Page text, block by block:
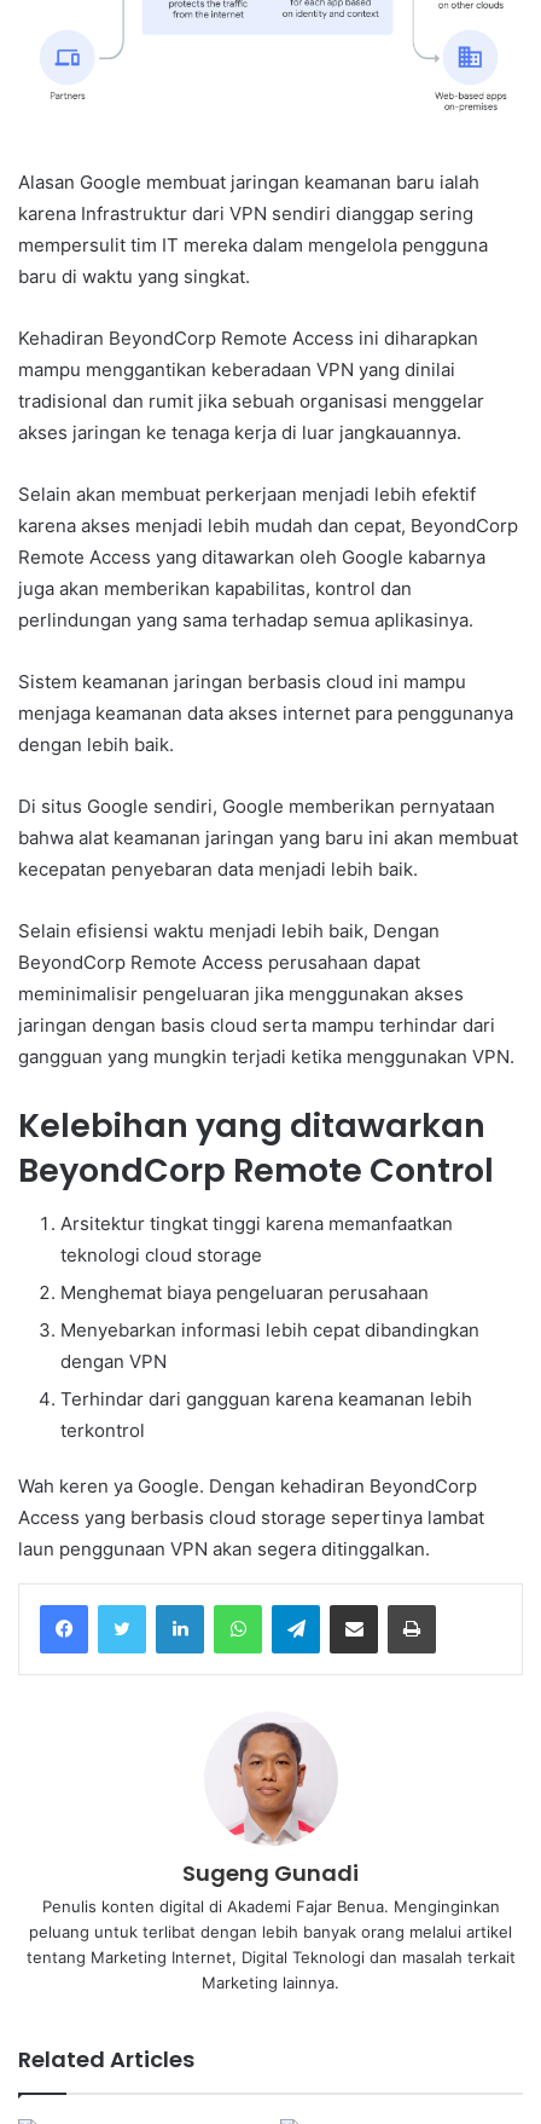
Alasan Google membuat jaringan keamanan baru ialah
karena Infrastruktur dari VPN sendiri dianggap sering
mempersulit tim IT mereka dalam mengelola pengguna
baru di waktu yang singkat.
Kehadiran BeyondCorp Remote Access ini diharapkan
mampu menggantikan keberadaan VPN yang dinilai
tradisional dan rumit jika sebuah organisasi menggelar
akses jaringan ke tenaga kerja di luar jangkauannya.
Selain akan membuat perkerjaan menjadi lebih efektif
karena akses menjadi lebih mudah dan cepat, BeyondCorp
Remote Access yang ditawarkan oleh Google kabarnya
juga akan memberikan kapabilitas, kontrol dan
perlindungan yang sama terhadap semua aplikasinya.
Sistem keamanan jaringan berbasis cloud ini mampu
menjaga keamanan data akses internet para penggunanya
dengan lebih baik.
Di situs Google sendiri, Google memberikan pernyataan
bahwa alat keamanan jaringan yang baru ini akan membuat
kecepatan penyebaran data menjadi lebih baik.
Selain efisiensi waktu menjadi lebih baik, Dengan
BeyondCorp Remote Access perusahaan dapat
meminimalisir pengeluaran jika menggunakan akses
jaringan dengan basis cloud serta mampu terhindar dari
gangguan yang mungkin terjadi ketika menggunakan VPN.
Kelebihan yang ditawarkan
BeyondCorp Remote Control
Arsitektur tingkat tinggi karena memanfaatkan
teknologi cloud storage
Menghemat biaya pengeluaran perusahaan
Menyebarkan informasi lebih cepat dibandingkan
dengan VPN
Terhindar dari gangguan karena keamanan lebih
terkontrol
Wah keren ya Google. Dengan kehadiran BeyondCorp
Access yang berbasis cloud storage sepertinya lambat
laun penggunaan VPN akan segera ditinggalkan.
Telegram
Sugeng Gunadi
Penulis konten digital di Akademi Fajar Benua. Menginginkan
peluang untuk terlibat dengan lebih banyak orang melalui artikel
tentang Marketing Internet, Digital Teknologi dan masalah terkait
Marketing lainnya.
Related Articles